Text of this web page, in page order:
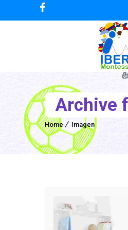
Archive
Home Imagen